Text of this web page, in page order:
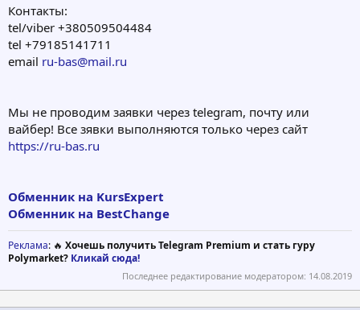
Контакты:
tel/viber +380509504484
tel +79185141711
email ru-bas@mail.ru
Мы не проводим заявки через telegram, почту или
вайбер! Все зявки выполняются только через сайт
https://ru-bas.ru
Обменник на KursExpert
Обменник на BestChange
Реклама: 🔥 Хочешь получить Telegram Premium и стать гуру
Polymarket? Кликай сюда!
Последнее редактирование модератором: 14.08.2019